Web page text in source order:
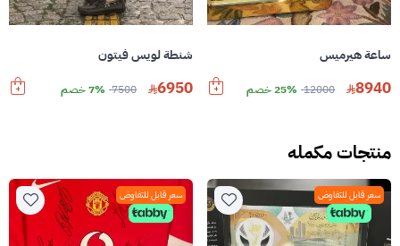
ساعة هيرميس
8940
12000 25% خصم
شنطة لويس فيتون
6950
7500 7% خصم
منتجات مكمله
سعر قابل للتفاوض سعر قابل للتفاوض